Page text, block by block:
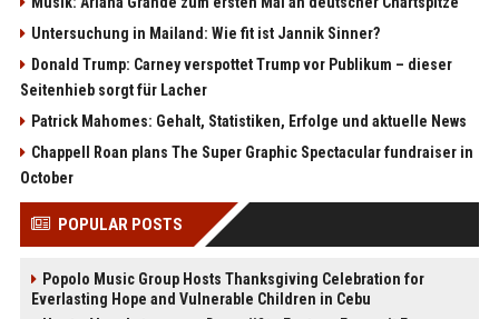
Untersuchung in Mailand: Wie fit ist Jannik Sinner?
Donald Trump: Carney verspottet Trump vor Publikum – dieser
Seitenhieb sorgt für Lacher
Patrick Mahomes: Gehalt, Statistiken, Erfolge und aktuelle News
Chappell Roan plans The Super Graphic Spectacular fundraiser in
October
POPULAR POSTS
Popolo Music Group Hosts Thanksgiving Celebration for
Everlasting Hope and Vulnerable Children in Cebu